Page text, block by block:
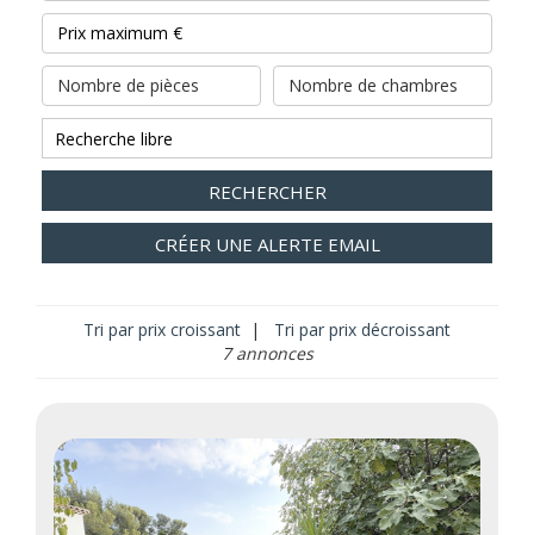
Nombre de pièces Nombre de chambres
RECHERCHER
CRÉER UNE ALERTE EMAIL
Tri par prix croissant |
Tri par prix décroissant
7 annonces